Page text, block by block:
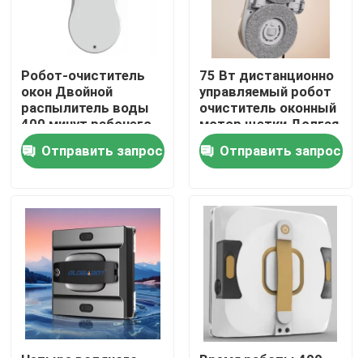
Путешествие фабрики
Проверка качества
пылесос робота
Мойщик окон робота
Робот-очиститель
окон Двойной
распылитель воды
400 минут рабочего
времени с
дистанционным
управлением
Отправить запрос
75 Вт дистанционно
управляемый робот
очиститель оконный
мотор щетки Долгая
жизнь
Отправить запрос